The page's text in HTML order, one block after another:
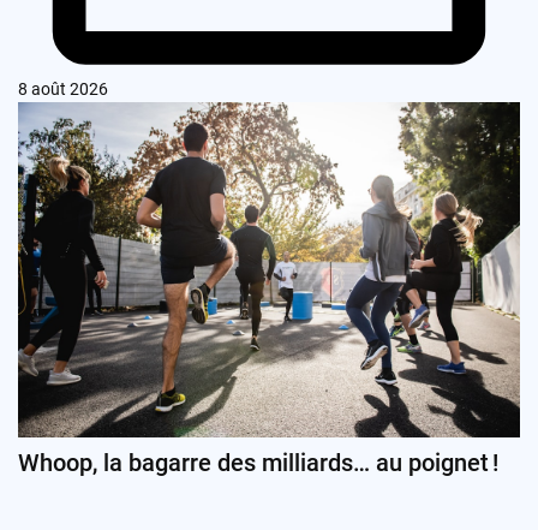
8 août 2026
Whoop, la bagarre des milliards… au poignet !